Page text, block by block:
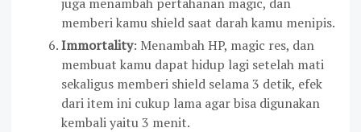
memberi kamu shield saat darah kamu menipis.
Immortality: Menambah HP, magic res, dan
membuat kamu dapat hidup lagi setelah mati
sekaligus memberi shield selama 3 detik, efek
dari item ini cukup lama agar bisa digunakan
kembali yaitu 3 menit.